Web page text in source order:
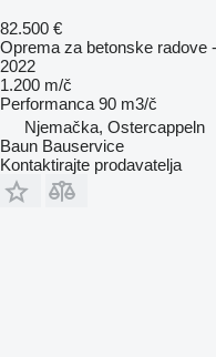
82.500 €
Oprema za betonske radove
2022
1.200 m/č
Performanca 90 m3/č
Njemačka, Ostercappeln
Baun Bauservice
Kontaktirajte prodavatelja